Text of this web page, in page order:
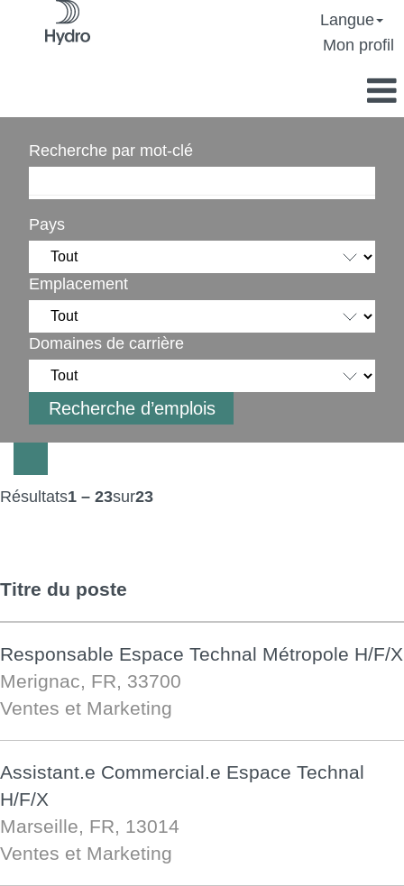
Langue
Mon profil
Recherche par mot-clé
Pays
Emplacement
Domaines de carrière
Résultats1 – 23sur23
Titre du poste
Responsable Espace Technal Métropole H/F/X
Merignac, FR, 33700
Ventes et Marketing
Assistant.e Commercial.e Espace Technal
H/F/X
Marseille, FR, 13014
Ventes et Marketing